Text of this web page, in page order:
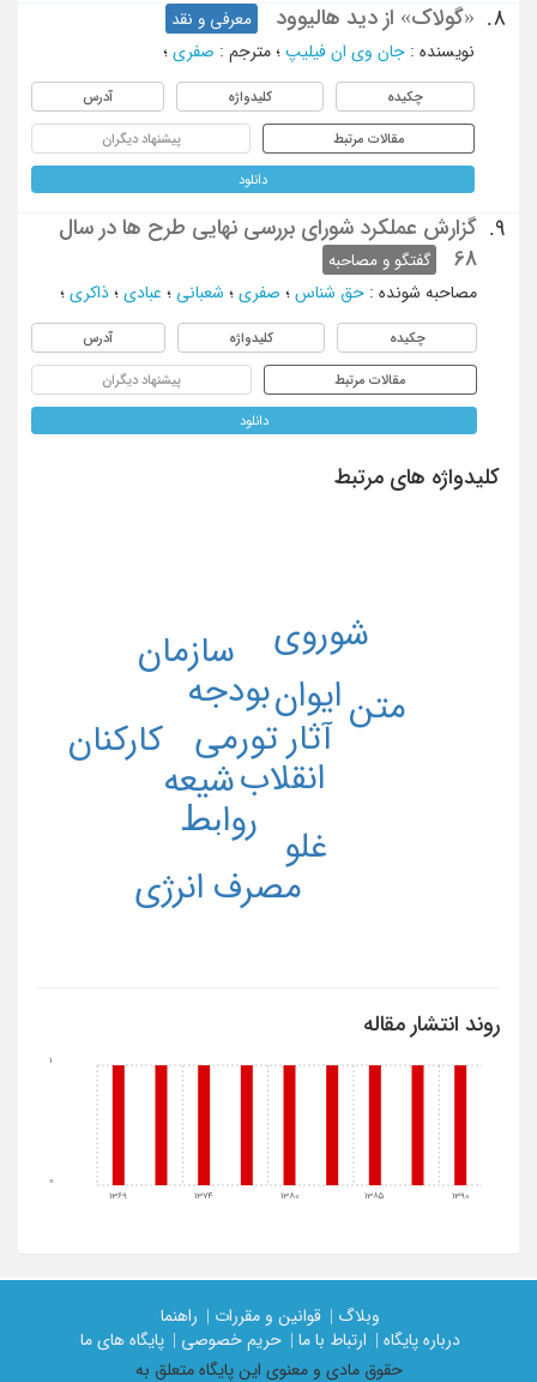
8. «گولاک» از دید هالیوود
معرفی و نقد
نویسنده : جان وی ان فیلیپ ؛ مترجم : صفری ؛
چکیده کلیدواژه آدرس
مقالات مرتبط پیشنهاد دیگران
دانلود
9.
گزارش عملکرد شورای بررسی نهایی طرح ها در سال
68
گفتگو و مصاحبه
مصاحبه شونده : حق شناس ؛ صفری ؛ شعبانی ؛ عبادی ؛ ذاکری ؛
چکیده کلیدواژه آدرس
مقالات مرتبط پیشنهاد دیگران
دانلود
کلیدواژه های مرتبط
آثار تورمی
انقلاب
ایوانبودجه
رواﺑﻂ
سازمان شوروی
شیعه
غلو
متن
مصرف انرژی
کارکنان
روند انتشار مقاله
1369 1374 1380 1385 1390
0
1
وبلاگ | قوانین و مقررات |
راهنما
درباره پایگاه |
ارتباط با ما | حریم خصوصی |
پایگاه های ما
حقوق مادی و معنوی اين پايگاه متعلق به